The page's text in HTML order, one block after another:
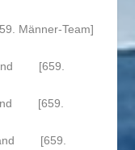
Männer-Team]
[659.
[659.
[659.